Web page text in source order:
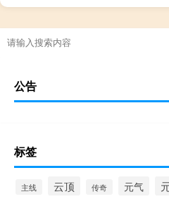
公告
标签
主线 云顶 传奇 元气